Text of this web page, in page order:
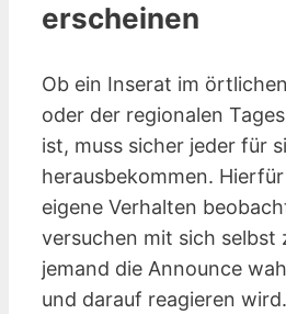
erscheinen
Ob ein Inserat im
oder der regionalen
ist, muss sicher jeder für
herausbekommen.
eigene Verhalten
versuchen mit sich selbst
jemand die Announce
und darauf reagieren wird.